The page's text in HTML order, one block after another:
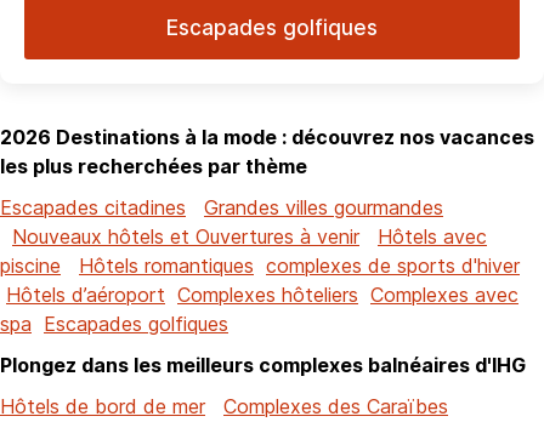
Escapades golfiques
2026 Destinations à la mode : découvrez nos vacances
les plus recherchées par thème
Escapades citadines
Grandes villes gourmandes
Nouveaux hôtels et Ouvertures à venir
Hôtels avec
piscine
Hôtels romantiques complexes de sports d'hiver
Hôtels d’aéroport Complexes hôteliers Complexes avec
spa Escapades golfiques
Plongez dans les meilleurs complexes balnéaires d'IHG
Hôtels de bord de mer
Complexes des Caraïbes